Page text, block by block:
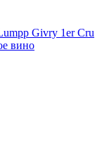
Givry 1er Cru
вино